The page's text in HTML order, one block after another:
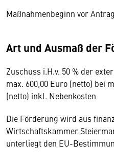
Maßnahmenbeginn vor
Art und Ausmaß der
Zuschuss i.H.v. 50 % der
max. 600,00 Euro (netto) bei
(netto) inkl. Nebenkosten
Die Förderung wird aus
Wirtschaftskammer
unterliegt den EU-